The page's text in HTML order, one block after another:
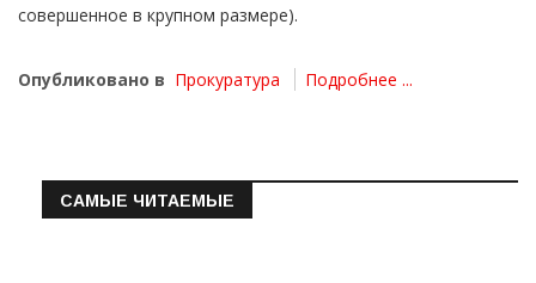
совершенное в крупном размере).
Опубликовано в Прокуратура Подробнее ...
САМЫЕ ЧИТАЕМЫЕ